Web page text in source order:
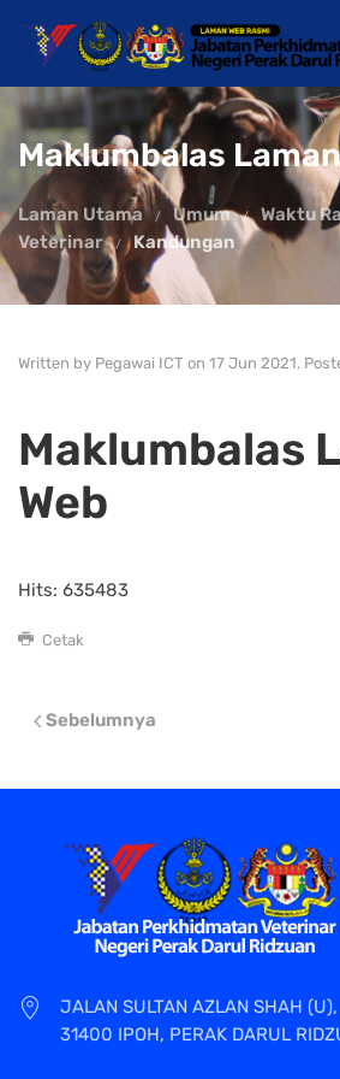
Maklumbalas
Laman Utama Umum
Waktu
Veterinar
Kandungan
Written by Pegawai ICT on 17 Jun 2021.
Maklumbalas
Web
Hits: 635483
Cetak
Sebelumnya
JALAN SULTAN AZLAN SHAH (U),
31400 IPOH, PERAK DARUL